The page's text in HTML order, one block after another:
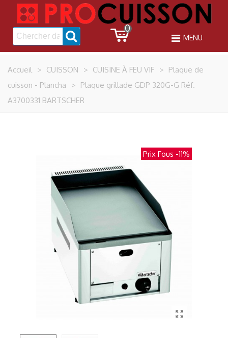
0
MENU
Accueil > CUISSON > CUISINE À FEU VIF > Plaque de
cuisson - Plancha
> Plaque grillade GDP 320G-G Réf.
A3700331 BARTSCHER
Prix Fous -11%